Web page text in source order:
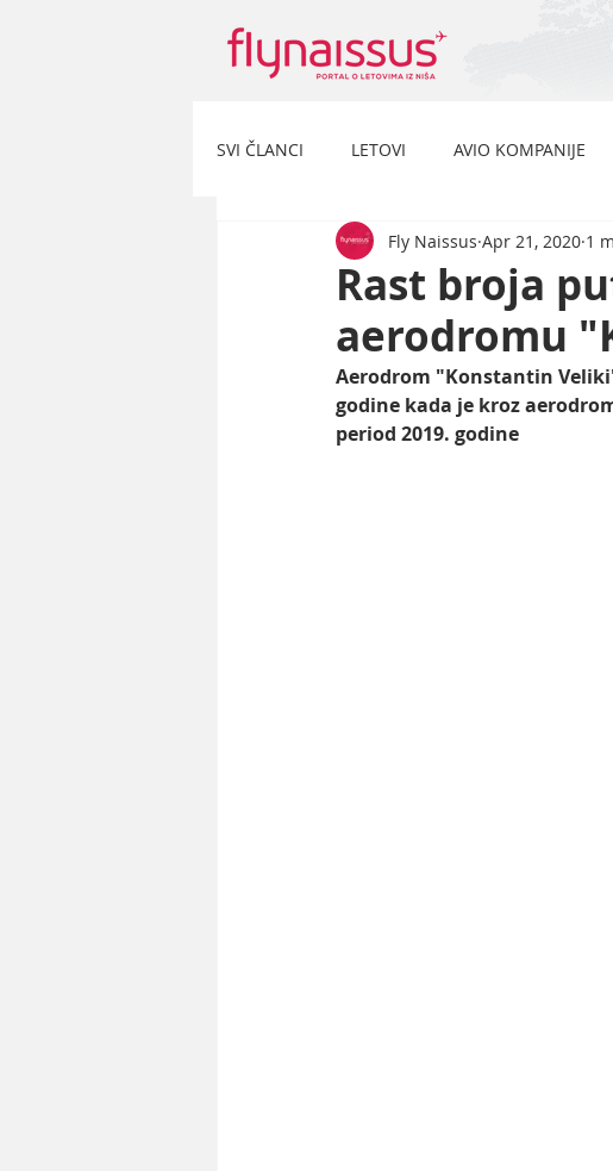
SVI ČLANCI LETOVI AVIO KOMPANIJE
Rast broja
aerodromu
Fly Naissus Apr 21, 2020 1
Aerodrom "Konstantin Veliki
godine kada je kroz
period 2019. godine